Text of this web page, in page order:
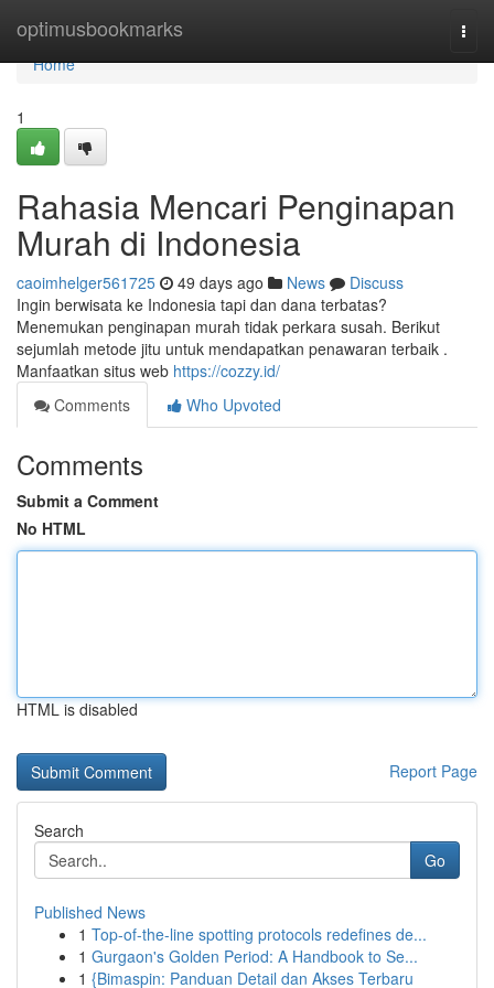
optimusbookmarks
Home
Home
1
Rahasia Mencari Penginapan
Murah di Indonesia
caoimhelger561725 49 days ago News
Discuss
Ingin berwisata ke Indonesia tapi dan dana terbatas?
Menemukan penginapan murah tidak perkara susah. Berikut
sejumlah metode jitu untuk mendapatkan penawaran terbaik .
Manfaatkan situs web https://cozzy.id/
Comments
Who Upvoted
Comments
Submit a Comment
No HTML
HTML is disabled
Report Page
Search
Go
Published News
1 Top-of-the-line spotting protocols redefines de...
1 Gurgaon's Golden Period: A Handbook to Se...
1 {Bimaspin: Panduan Detail dan Akses Terbaru